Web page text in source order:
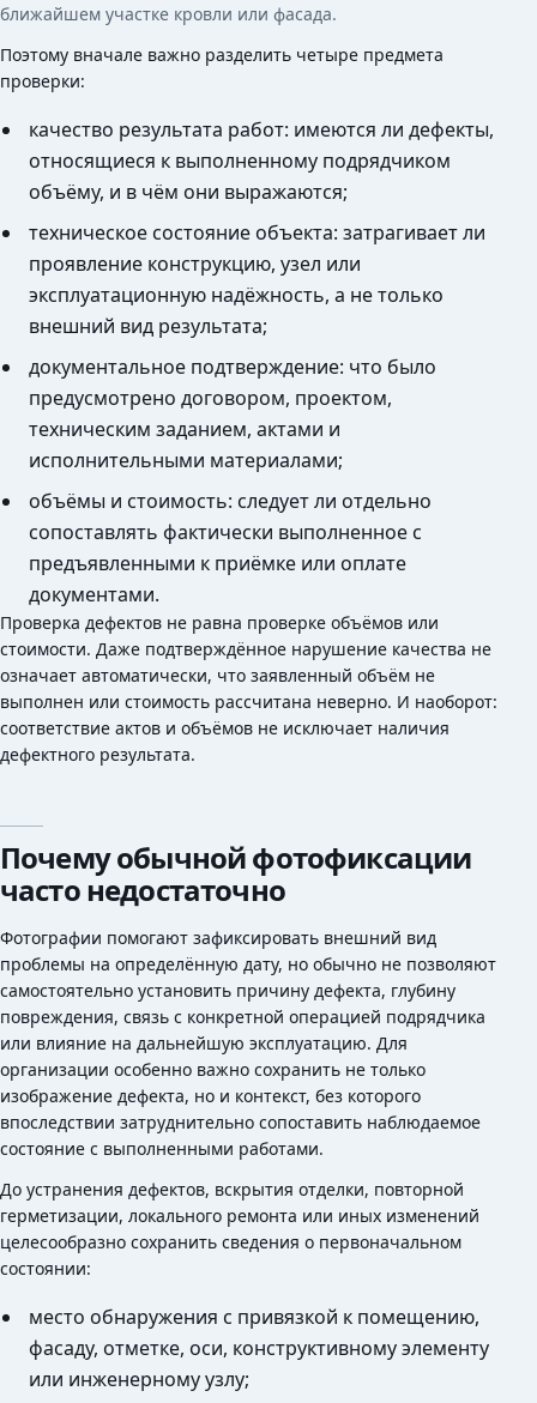
ближайшем участке кровли или фасада.
Поэтому вначале важно разделить четыре предмета
проверки:
качество результата работ: имеются ли дефекты,
относящиеся к выполненному подрядчиком
объёму, и в чём они выражаются;
техническое состояние объекта: затрагивает ли
проявление конструкцию, узел или
эксплуатационную надёжность, а не только
внешний вид результата;
документальное подтверждение: что было
предусмотрено договором, проектом,
техническим заданием, актами и
исполнительными материалами;
объёмы и стоимость: следует ли отдельно
сопоставлять фактически выполненное с
предъявленными к приёмке или оплате
документами.
Проверка дефектов не равна проверке объёмов или
стоимости. Даже подтверждённое нарушение качества не
означает автоматически, что заявленный объём не
выполнен или стоимость рассчитана неверно. И наоборот:
соответствие актов и объёмов не исключает наличия
дефектного результата.
Почему обычной фотофиксации
часто недостаточно
Фотографии помогают зафиксировать внешний вид
проблемы на определённую дату, но обычно не позволяют
самостоятельно установить причину дефекта, глубину
повреждения, связь с конкретной операцией подрядчика
или влияние на дальнейшую эксплуатацию. Для
организации особенно важно сохранить не только
изображение дефекта, но и контекст, без которого
впоследствии затруднительно сопоставить наблюдаемое
состояние с выполненными работами.
До устранения дефектов, вскрытия отделки, повторной
герметизации, локального ремонта или иных изменений
целесообразно сохранить сведения о первоначальном
состоянии:
место обнаружения с привязкой к помещению,
фасаду, отметке, оси, конструктивному элементу
или инженерному узлу;